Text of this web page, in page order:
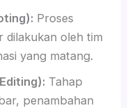
Proses
dilakukan oleh tim
yang matang.
Tahap
penambahan